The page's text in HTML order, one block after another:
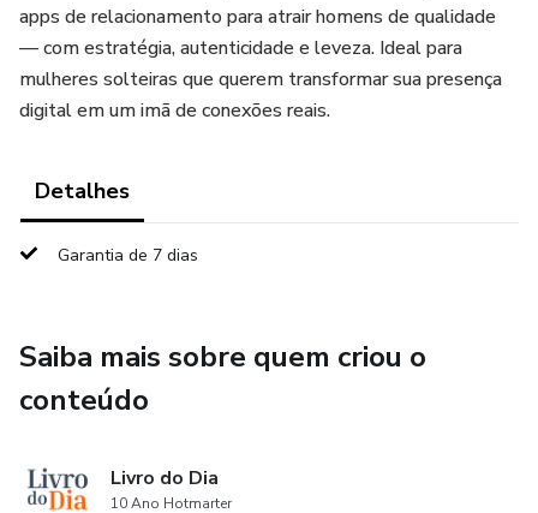
apps de relacionamento para atrair homens de qualidade
— com estratégia, autenticidade e leveza. Ideal para
mulheres solteiras que querem transformar sua presença
digital em um imã de conexões reais.
Detalhes
Garantia de 7 dias
Saiba mais sobre quem criou o
conteúdo
Livro do Dia
10 Ano Hotmarter